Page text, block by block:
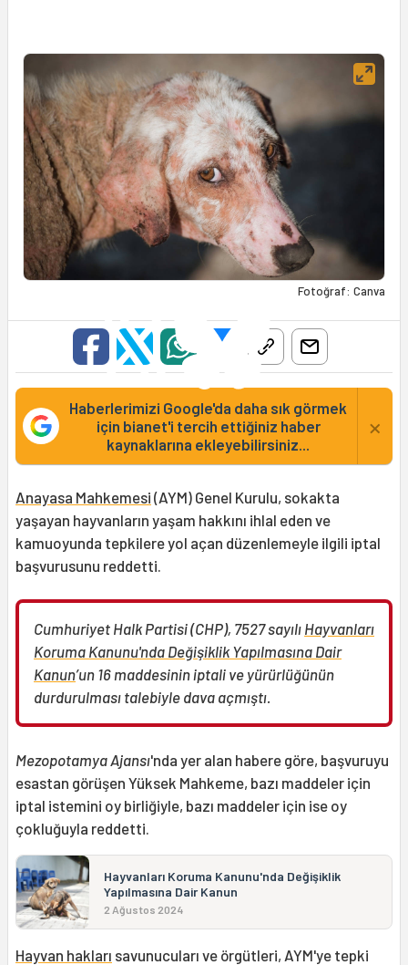
Fotoğraf: Canva
Haberlerimizi Google'da daha sık görmek
için bianet'i tercih ettiğiniz haber
kaynaklarına ekleyebilirsiniz...
×
Anayasa Mahkemesi (AYM) Genel Kurulu, sokakta
yaşayan hayvanların yaşam hakkını ihlal eden ve
kamuoyunda tepkilere yol açan düzenlemeyle ilgili iptal
başvurusunu reddetti.
Cumhuriyet Halk Partisi (CHP), 7527 sayılı Hayvanları
Koruma Kanunu'nda Değişiklik Yapılmasına Dair
Kanun’un 16 maddesinin iptali ve yürürlüğünün
durdurulması talebiyle dava açmıştı.
Mezopotamya Ajansı'nda yer alan habere göre, başvuruyu
esastan görüşen Yüksek Mahkeme, bazı maddeler için
iptal istemini oy birliğiyle, bazı maddeler için ise oy
çokluğuyla reddetti.
Hayvanları Koruma Kanunu'nda Değişiklik
Yapılmasına Dair Kanun
2 Ağustos 2024
Hayvan hakları savunucuları ve örgütleri, AYM'ye tepki